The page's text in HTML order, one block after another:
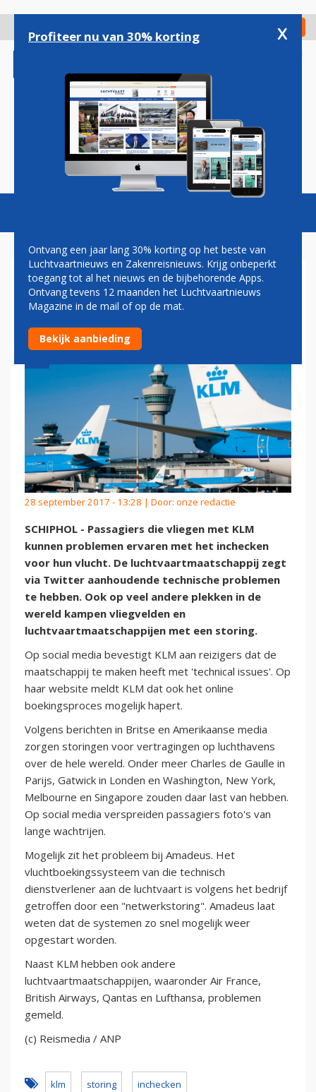
gaan
Check in
Magazine Podcasts Vacatures
COMPUTERPROBLEMEN
TREFFEN PASSAGIERS KLM
28 september 2017 - 13:28 | Door: onze redactie
SCHIPHOL - Passagiers die vliegen met KLM
kunnen problemen ervaren met het inchecken
voor hun vlucht. De luchtvaartmaatschappij zegt
via Twitter aanhoudende technische problemen
te hebben. Ook op veel andere plekken in de
wereld kampen vliegvelden en
luchtvaartmaatschappijen met een storing.
Op social media bevestigt KLM aan reizigers dat de
maatschappij te maken heeft met 'technical issues'. Op
haar website meldt KLM dat ook het online
boekingsproces mogelijk hapert.
Volgens berichten in Britse en Amerikaanse media
zorgen storingen voor vertragingen op luchthavens
over de hele wereld. Onder meer Charles de Gaulle in
Parijs, Gatwick in Londen en Washington, New York,
Melbourne en Singapore zouden daar last van hebben.
Op social media verspreiden passagiers foto's van
lange wachtrijen.
Mogelijk zit het probleem bij Amadeus. Het
vluchtboekingssysteem van die technisch
dienstverlener aan de luchtvaart is volgens het bedrijf
getroffen door een "netwerkstoring". Amadeus laat
weten dat de systemen zo snel mogelijk weer
opgestart worden.
Naast KLM hebben ook andere
luchtvaartmaatschappijen, waaronder Air France,
British Airways, Qantas en Lufthansa, problemen
gemeld.
(c) Reismedia / ANP
klm storing inchecken
Profiteer nu van 30% korting x
Ontvang een jaar lang 30% korting op het beste van
Luchtvaartnieuws en Zakenreisnieuws. Krijg onbeperkt
toegang tot al het nieuws en de bijbehorende Apps.
Ontvang tevens 12 maanden het Luchtvaartnieuws
Magazine in de mail of op de mat.
Bekijk aanbieding